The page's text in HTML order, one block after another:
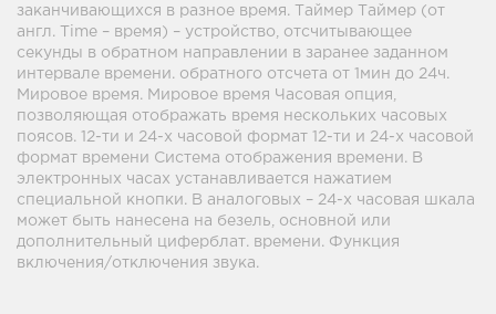
заканчивающихся в разное время. Таймер Таймер (от
англ. Time – время) – устройство, отсчитывающее
секунды в обратном направлении в заранее заданном
интервале времени. обратного отсчета от 1мин до 24ч.
Мировое время. Мировое время Часовая опция,
позволяющая отображать время нескольких часовых
поясов. 12-ти и 24-х часовой формат 12-ти и 24-х часовой
формат времени Система отображения времени. В
электронных часах устанавливается нажатием
специальной кнопки. В аналоговых – 24-х часовая шкала
может быть нанесена на безель, основной или
дополнительный циферблат. времени. Функция
включения/отключения звука.